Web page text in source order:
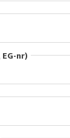
EG-nr)